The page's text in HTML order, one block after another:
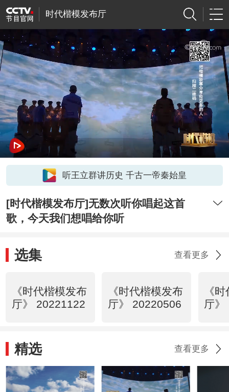
时代楷模发布厅
听王立群讲历史 千古一帝秦始皇
[时代楷模发布厅]无数次听你唱起这首
歌，今天我们想唱给你听
选集 查看更多
《时代楷模发布
厅》 20221122
《时代楷模发布
厅》 20220506
《
厅》
精选 查看更多